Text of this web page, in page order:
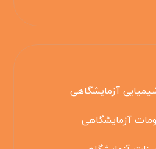
آزمایشگاهی
آزمایشگاهی